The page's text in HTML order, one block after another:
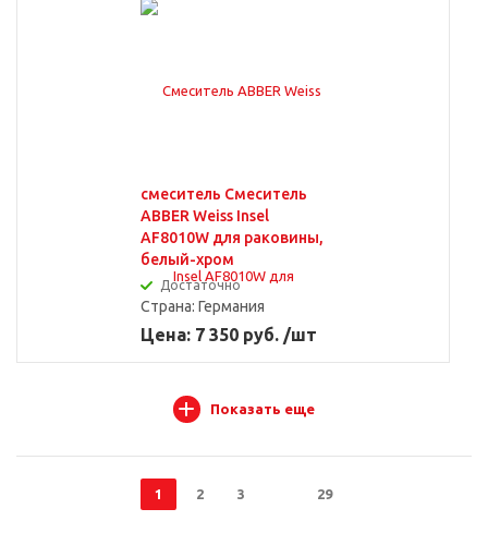
смеситель Смеситель
ABBER Weiss Insel
AF8010W для раковины,
белый-хром
Достаточно
Страна: Германия
Цена: 7 350 руб. /шт
Показать еще
1 2 3 29